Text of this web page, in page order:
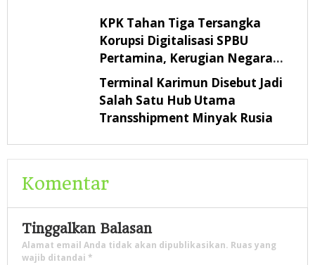
KPK Tahan Tiga Tersangka
Korupsi Digitalisasi SPBU
Pertamina, Kerugian Negara
Rp322,18 Miliar
Terminal Karimun Disebut Jadi
Salah Satu Hub Utama
Transshipment Minyak Rusia
Komentar
Tinggalkan Balasan
Alamat email Anda tidak akan dipublikasikan. Ruas yang
wajib ditandai *